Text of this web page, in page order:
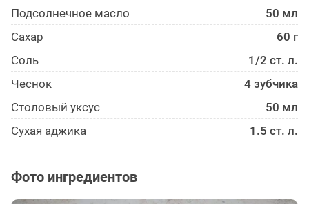
Подсолнечное масло
50 мл
Сахар
60 г
Соль
1/2 ст. л.
Чеснок
4 зубчика
Столовый уксус
50 мл
Сухая аджика
1.5 ст. л.
Фото ингредиентов